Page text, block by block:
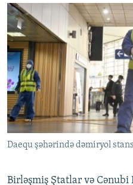
ARAŞDIRMA
MULTIMEDIA
VIDEO
FOTOQALEREYA
İNFOQRAFIKA
KARIKATURA
RADIO ARXIV
OXU ZALI
AZƏRBAYCAN ƏDƏBIYYATI
İSLAM VƏ DEMOKRATIYA
HAQQIMIZDA
MISSIYAMIZ
PEŞƏ ETIKASI VƏ JURNALISTIKA
BIZIMLƏ ƏLAQƏ
BIZI IZLƏ
Daequ şəhərində dəmiryol
Birləşmiş Ştatlar və